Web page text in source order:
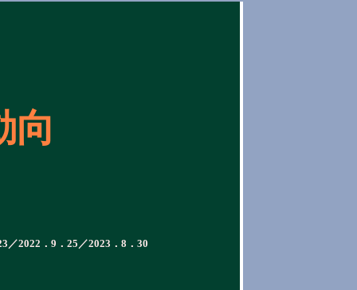
向
／2022．9．25／2023．8．30